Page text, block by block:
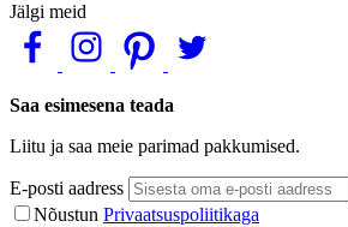
Jälgi meid
Saa esimesena teada
Liitu ja saa meie parimad pakkumised.
E-posti aadress
Nõustun Privaatsuspoliitikaga